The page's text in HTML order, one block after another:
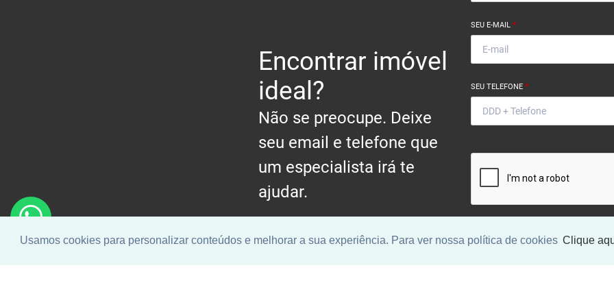
Usamos cookies para personalizar conteúdos e melhorar a sua experiência. Para ver nossa política de cookies Clique
Encontrar imóvel
ideal?
Não se preocupe. Deixe
seu email e telefone que
um especialista irá te
ajudar.
SEU E-MAIL *
SEU TELEFONE *
Ao informar meus dados, eu